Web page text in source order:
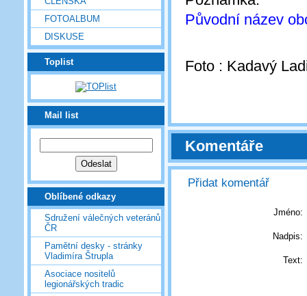
FOTOALBUM
DISKUSE
Toplist
Mail list
Oblíbené odkazy
Sdružení válečných veteránů
ČR
Pamětní desky - stránky
Vladimíra Štrupla
Asociace nositelů
legionářských tradic
Původní název
Foto : Kadavý
Komentáře
Přidat komentář
Jméno:
Nadpis:
Text: